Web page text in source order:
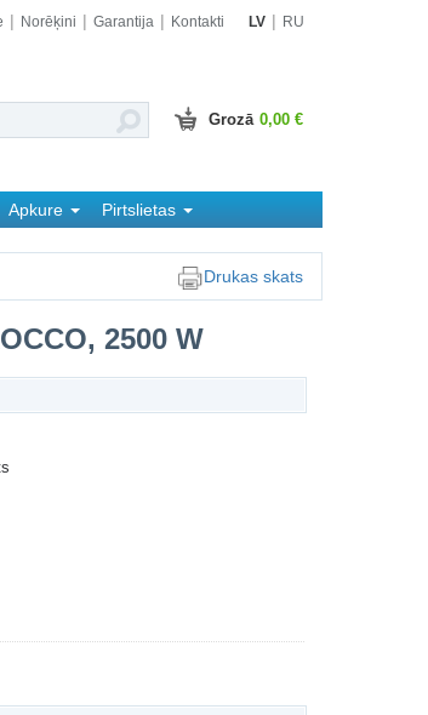
Norēķini Garantija Kontakti LV RU
Grozā 0,00 €
Apkure
Pirtslietas
Drukas skats
2500 W